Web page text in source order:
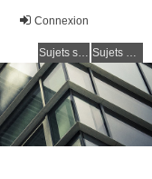
Connexion
Sujets sans réponse Sujets actifs